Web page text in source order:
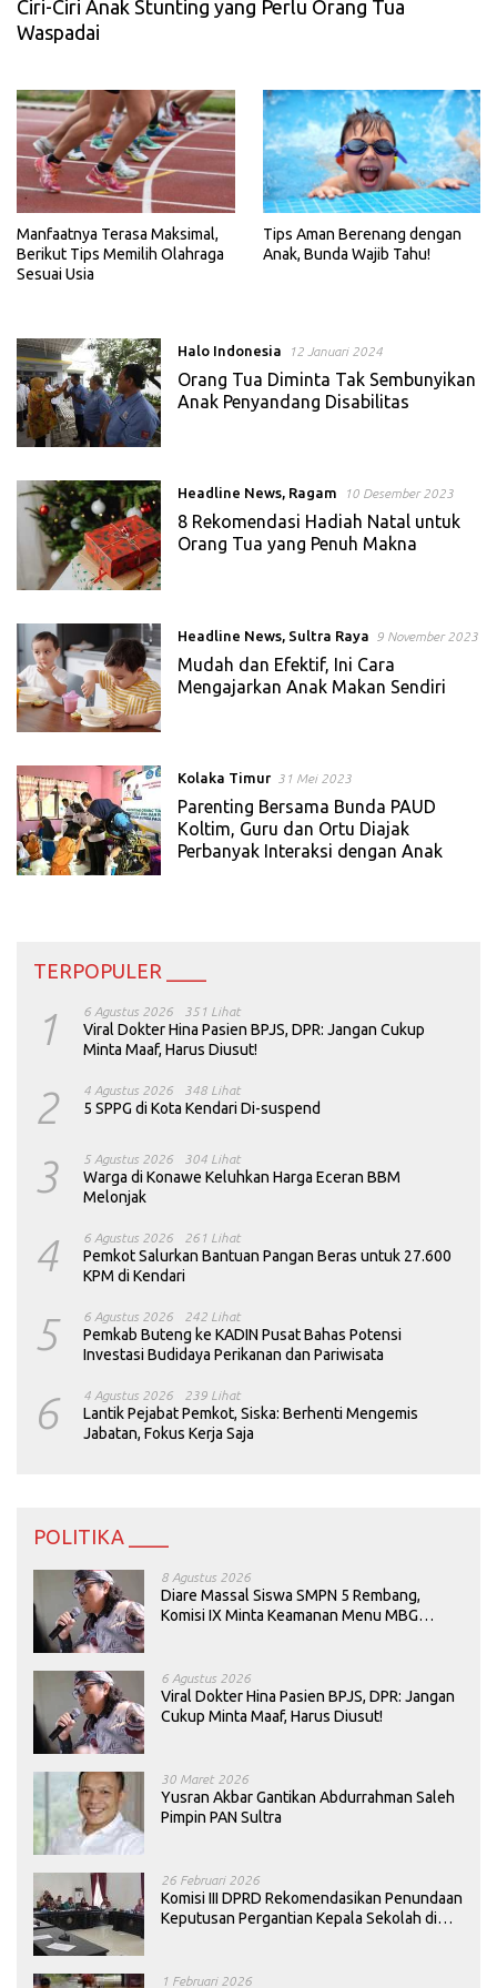
Ciri-Ciri Anak Stunting yang Perlu Orang Tua
Waspadai
Manfaatnya Terasa Maksimal,
Berikut Tips Memilih Olahraga
Sesuai Usia
Tips Aman Berenang dengan
Anak, Bunda Wajib Tahu!
Halo Indonesia 12 Januari 2024
Orang Tua Diminta Tak Sembunyikan
Anak Penyandang Disabilitas
Headline News, Ragam 10 Desember 2023
8 Rekomendasi Hadiah Natal untuk
Orang Tua yang Penuh Makna
Headline News, Sultra Raya 9 November 2023
Mudah dan Efektif, Ini Cara
Mengajarkan Anak Makan Sendiri
Kolaka Timur 31 Mei 2023
Parenting Bersama Bunda PAUD
Koltim, Guru dan Ortu Diajak
Perbanyak Interaksi dengan Anak
TERPOPULER ____
1 6 Agustus 2026 351 Lihat
Viral Dokter Hina Pasien BPJS, DPR: Jangan Cukup
Minta Maaf, Harus Diusut!
2 4 Agustus 2026 348 Lihat
5 SPPG di Kota Kendari Di-suspend
3 5 Agustus 2026 304 Lihat
Warga di Konawe Keluhkan Harga Eceran BBM
Melonjak
4 6 Agustus 2026 261 Lihat
Pemkot Salurkan Bantuan Pangan Beras untuk 27.600
KPM di Kendari
5 6 Agustus 2026 242 Lihat
Pemkab Buteng ke KADIN Pusat Bahas Potensi
Investasi Budidaya Perikanan dan Pariwisata
6 4 Agustus 2026 239 Lihat
Lantik Pejabat Pemkot, Siska: Berhenti Mengemis
Jabatan, Fokus Kerja Saja
POLITIKA ____
8 Agustus 2026
Diare Massal Siswa SMPN 5 Rembang,
Komisi IX Minta Keamanan Menu MBG
6 Agustus 2026
Viral Dokter Hina Pasien BPJS, DPR: Jangan
Cukup Minta Maaf, Harus Diusut!
30 Maret 2026
Yusran Akbar Gantikan Abdurrahman Saleh
Pimpin PAN Sultra
26 Februari 2026
Komisi III DPRD Rekomendasikan Penundaan
Keputusan Pergantian Kepala Sekolah di
1 Februari 2026